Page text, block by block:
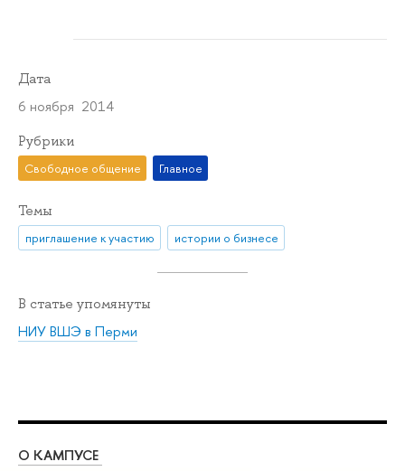
Дата
6 ноября 2014
Рубрики
Свободное общение Главное
Темы
приглашение к участию истории о бизнесе
В статье упомянуты
НИУ ВШЭ в Перми
О КАМПУСЕ